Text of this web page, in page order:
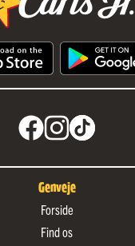
Genveje
Forside
Find os